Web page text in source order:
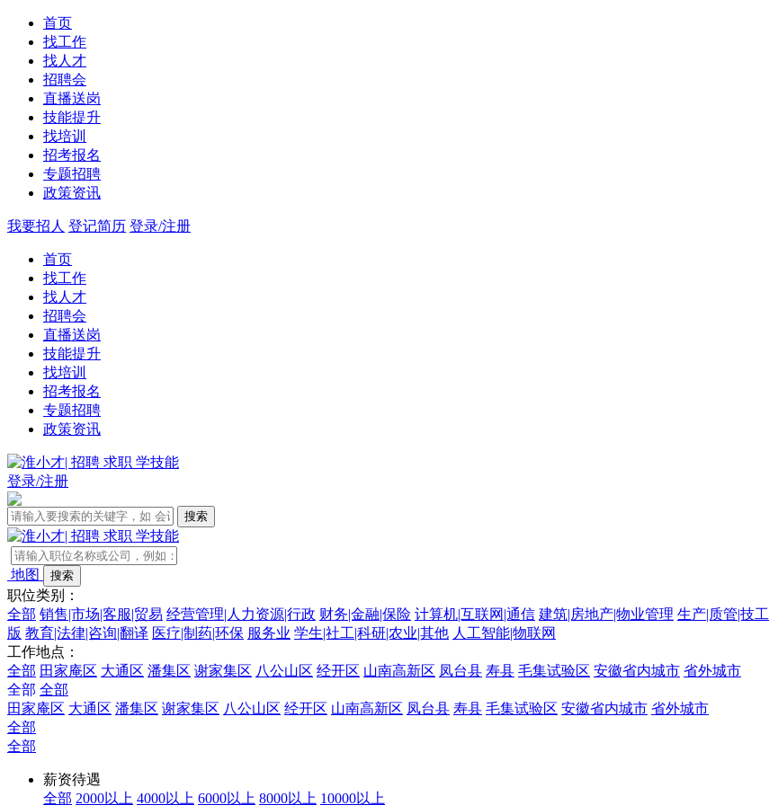
首页
找工作
找人才
招聘会
直播送岗
技能提升
找培训
招考报名
专题招聘
政策资讯
我要招人 登记简历 登录/注册
首页
找工作
找人才
招聘会
直播送岗
技能提升
找培训
招考报名
专题招聘
政策资讯
登录/注册
地图
职位类别：
全部 销售|市场|客服|贸易 经营管理|人力资源|行政 财务|金融|保险 计算机|互联网|通信 建筑|房地产|物业管理 生产|质管|技工
版 教育|法律|咨询|翻译 医疗|制药|环保 服务业 学生|社工|科研|农业|其他 人工智能|物联网
工作地点：
全部 田家庵区 大通区 潘集区 谢家集区 八公山区 经开区 山南高新区 凤台县 寿县 毛集试验区 安徽省内城市 省外城市
全部 全部
田家庵区 大通区 潘集区 谢家集区 八公山区 经开区 山南高新区 凤台县 寿县 毛集试验区 安徽省内城市 省外城市
全部
全部
薪资待遇
全部 2000以上 4000以上 6000以上 8000以上 10000以上